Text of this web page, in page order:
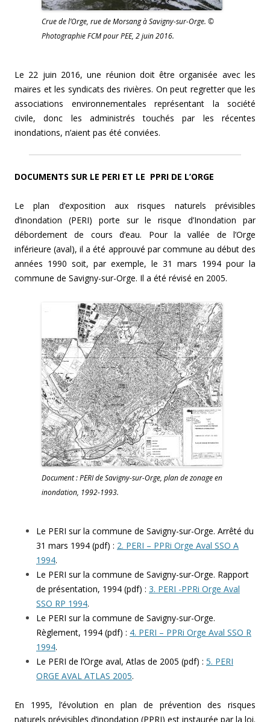
Crue de l’Orge, rue de Morsang à Savigny-sur-Orge. ©
Photographie FCM pour PEE, 2 juin 2016.
Le 22 juin 2016, une réunion doit être organisée avec les
maires et les syndicats des rivières. On peut regretter que les
associations environnementales représentant la société
civile, donc les administrés touchés par les récentes
inondations, n’aient pas été conviées.
DOCUMENTS SUR LE PERI ET LE PPRI DE L’ORGE
Le plan d’exposition aux risques naturels prévisibles
d’inondation (PERI) porte sur le risque d’Inondation par
débordement de cours d’eau. Pour la vallée de l’Orge
inférieure (aval), il a été approuvé par commune au début des
années 1990 soit, par exemple, le 31 mars 1994 pour la
commune de Savigny-sur-Orge. Il a été révisé en 2005.
Document : PERI de Savigny-sur-Orge, plan de zonage en
inondation, 1992-1993.
Le PERI sur la commune de Savigny-sur-Orge. Arrêté du
31 mars 1994 (pdf) : 2. PERI – PPRi Orge Aval SSO A
1994.
Le PERI sur la commune de Savigny-sur-Orge. Rapport
de présentation, 1994 (pdf) : 3. PERI -PPRi Orge Aval
SSO RP 1994.
Le PERI sur la commune de Savigny-sur-Orge.
Règlement, 1994 (pdf) : 4. PERI – PPRi Orge Aval SSO R
1994.
Le PERI de l’Orge aval, Atlas de 2005 (pdf) : 5. PERI
ORGE AVAL ATLAS 2005.
En 1995, l’évolution en plan de prévention des risques
naturels prévisibles d’inondation (PPRI) est instaurée par la loi.